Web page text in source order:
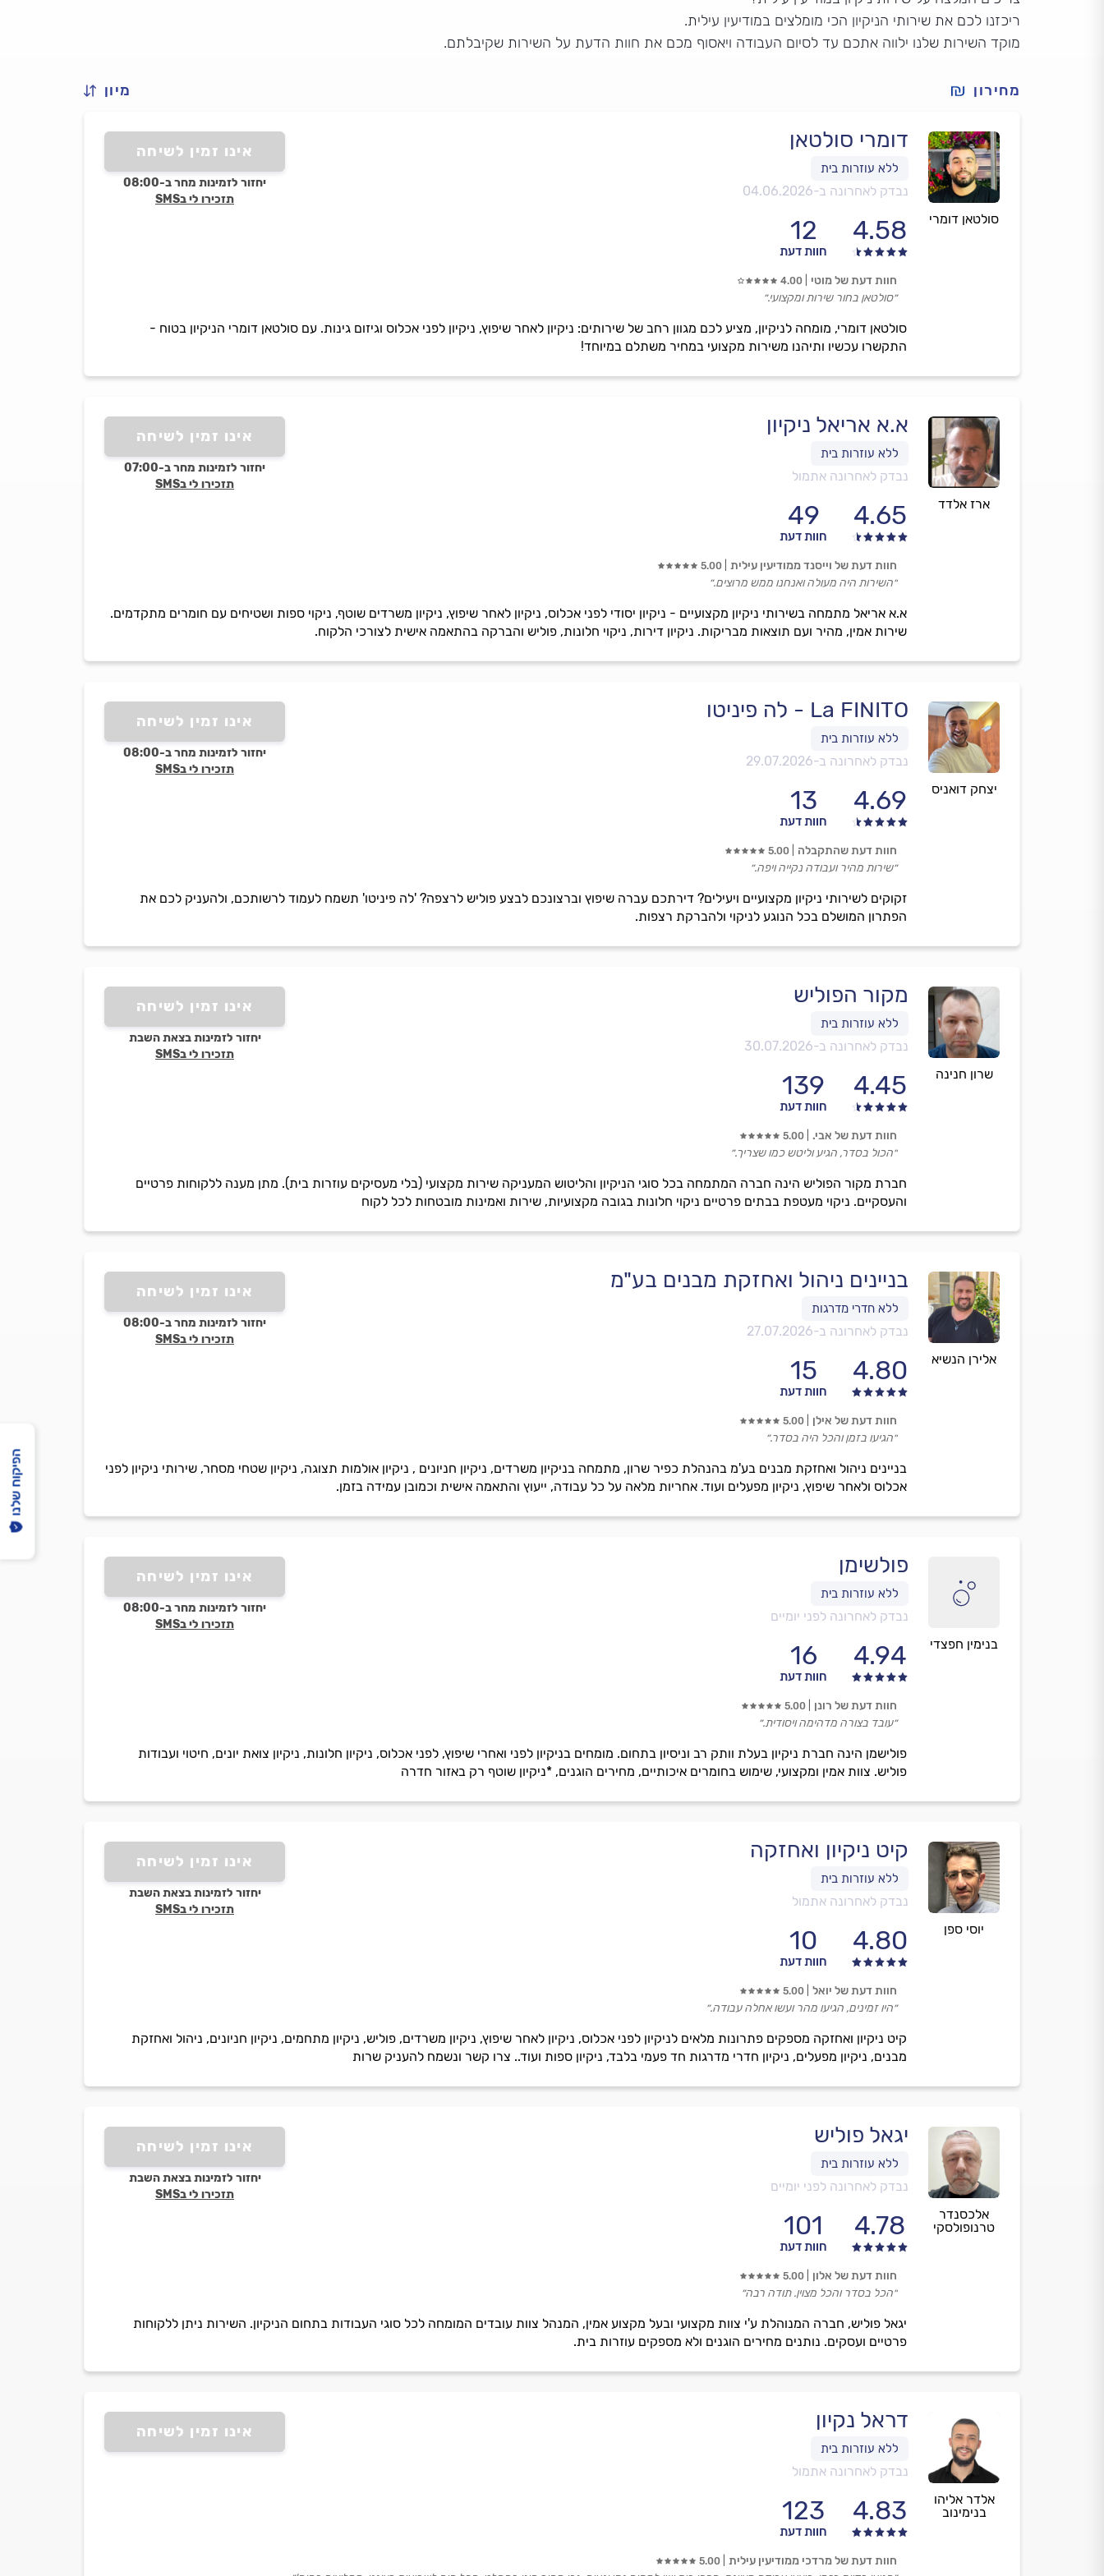
ריכזנו לכם את שירותי הניקיון הכי מומלצים במודיעין עילית.
מוקד השירות שלנו ילווה אתכם עד לסיום העבודה ויאסוף מכם את חוות הדעת על השירות שקיבלתם.
מחירון מיון
סולטאן דומרי
דומרי סולטאן
נבדק לאחרונה ב-04.06.2026
4.58
12
חוות דעת
אינו זמין לשיחה
יחזור לזמינות מחר ב-08:00
תזכירו לי בSMS
סולטאן דומרי, מומחה לניקיון, מציע לכם מגוון רחב של שירותים: ניקיון לאחר שיפוץ, ניקיון לפני אכלוס וגיזום גינות. עם סולטאן דומרי הניקיון בטוח -
התקשרו עכשיו ותיהנו משירות מקצועי במחיר משתלם במיוחד!
חוות דעת של מוטי 4.00
״סולטאן בחור שירות ומקצועי.״
ארז אלדד
א.א אריאל ניקיון
נבדק לאחרונה אתמול
4.65
49
חוות דעת
אינו זמין לשיחה
יחזור לזמינות מחר ב-07:00
תזכירו לי בSMS
א.א אריאל מתמחה בשירותי ניקיון מקצועיים - ניקיון יסודי לפני אכלוס, ניקיון לאחר שיפוץ, ניקיון משרדים שוטף, ניקוי ספות ושטיחים עם חומרים מתקדמים.
שירות אמין, מהיר ועם תוצאות מבריקות. ניקיון דירות, ניקוי חלונות, פוליש והברקה בהתאמה אישית לצורכי הלקוח.
חוות דעת של וייסנד ממודיעין עילית 5.00
״השירות היה מעולה ואנחנו ממש מרוצים.״
יצחק דואניס
La FINITO - לה פיניטו
נבדק לאחרונה ב-29.07.2026
4.69
13
חוות דעת
אינו זמין לשיחה
יחזור לזמינות מחר ב-08:00
תזכירו לי בSMS
זקוקים לשירותי ניקיון מקצועיים ויעילים? דירתכם עברה שיפוץ וברצונכם לבצע פוליש לרצפה? 'לה פיניטו' תשמח לעמוד לרשותכם, ולהעניק לכם את
הפתרון המושלם בכל הנוגע לניקוי ולהברקת רצפות.
חוות דעת שהתקבלה 5.00
״שירות מהיר ועבודה נקייה ויפה.״
שרון חנינה
מקור הפוליש
נבדק לאחרונה ב-30.07.2026
4.45
139
חוות דעת
אינו זמין לשיחה
יחזור לזמינות בצאת השבת
תזכירו לי בSMS
חברת מקור הפוליש הינה חברה המתמחה בכל סוגי הניקיון והליטוש המעניקה שירות מקצועי (בלי מעסיקים עוזרות בית). מתן מענה ללקוחות פרטיים
והעסקיים. ניקוי מעטפת בבתים פרטיים ניקוי חלונות בגובה מקצועיות, שירות ואמינות מובטחות לכל לקוח
חוות דעת של אבי. 5.00
״הכול בסדר, הגיע וליטש כמו שצריך.״
אלירן הנשיא
בניינים ניהול ואחזקת מבנים בע"מ
נבדק לאחרונה ב-27.07.2026
4.80
15
חוות דעת
אינו זמין לשיחה
יחזור לזמינות מחר ב-08:00
תזכירו לי בSMS
בניינים ניהול ואחזקת מבנים בע'מ בהנהלת כפיר שרון, מתמחה בניקיון משרדים, ניקיון חניונים , ניקיון אולמות תצוגה, ניקיון שטחי מסחר, שירותי ניקיון לפני
אכלוס ולאחר שיפוץ, ניקיון מפעלים ועוד. אחריות מלאה על כל עבודה, ייעוץ והתאמה אישית וכמובן עמידה בזמן.
חוות דעת של אילן 5.00
״הגיעו בזמן והכל היה בסדר.״
בנימין חפצדי
פולשימן
נבדק לאחרונה לפני יומיים
4.94
16
חוות דעת
אינו זמין לשיחה
יחזור לזמינות מחר ב-08:00
תזכירו לי בSMS
פולישמן הינה חברת ניקיון בעלת וותק רב וניסיון בתחום. מומחים בניקיון לפני ואחרי שיפוץ, לפני אכלוס, ניקיון חלונות, ניקיון צואת יונים, חיטוי ועבודות
פוליש. צוות אמין ומקצועי, שימוש בחומרים איכותיים, מחירים הוגנים, *ניקיון שוטף רק באזור חדרה
חוות דעת של רונן 5.00
״עובד בצורה מדהימה ויסודית.״
יוסי ספן
קיט ניקיון ואחזקה
נבדק לאחרונה אתמול
4.80
10
חוות דעת
אינו זמין לשיחה
יחזור לזמינות בצאת השבת
תזכירו לי בSMS
קיט ניקיון ואחזקה מספקים פתרונות מלאים לניקיון לפני אכלוס, ניקיון לאחר שיפוץ, ניקיון משרדים, פוליש, ניקיון מתחמים, ניקיון חניונים, ניהול ואחזקת
מבנים, ניקיון מפעלים, ניקיון חדרי מדרגות חד פעמי בלבד, ניקיון ספות ועוד.. צרו קשר ונשמח להעניק שרות
חוות דעת של יואל 5.00
״היו זמינים, הגיעו מהר ועשו אחלה עבודה.״
אלכסנדר
טרנופולסקי
יגאל פוליש
נבדק לאחרונה לפני יומיים
4.78
101
חוות דעת
אינו זמין לשיחה
יחזור לזמינות בצאת השבת
תזכירו לי בSMS
יגאל פוליש, חברה המנוהלת ע'י צוות מקצועי ובעל מקצוע אמין, המנהל צוות עובדים המומחה לכל סוגי העבודות בתחום הניקיון. השירות ניתן ללקוחות
פרטיים ועסקים. נותנים מחירים הוגנים ולא מספקים עוזרות בית.
חוות דעת של אלון 5.00
״הכל בסדר והכל מצוין. תודה רבה״
אלדר אליהו
בנימינוב
דראל נקיון
נבדק לאחרונה אתמול
4.83
123
חוות דעת
אינו זמין לשיחה
חוות דעת של מרדכי ממודיעין עילית 5.00
הפיקוח שלנו